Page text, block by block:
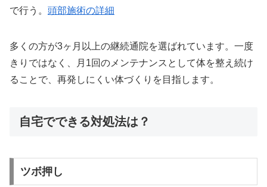
で行う。 頭部施術の詳細
多くの方が3ヶ月以上の継続通院を選ばれています。一度
きりではなく、月1回のメンテナンスとして体を整え続け
ることで、再発しにくい体づくりを目指します。
自宅でできる対処法は？
ツボ押し